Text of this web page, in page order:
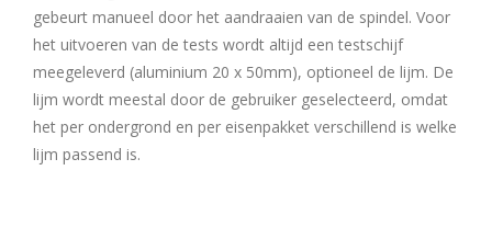
gebeurt manueel door het aandraaien van de spindel. Voor
het uitvoeren van de tests wordt altijd een testschijf
meegeleverd (aluminium 20 x 50mm), optioneel de lijm. De
lijm wordt meestal door de gebruiker geselecteerd, omdat
het per ondergrond en per eisenpakket verschillend is welke
lijm passend is.